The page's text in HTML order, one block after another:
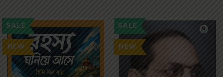
SALE
NEW
SALE
NEW